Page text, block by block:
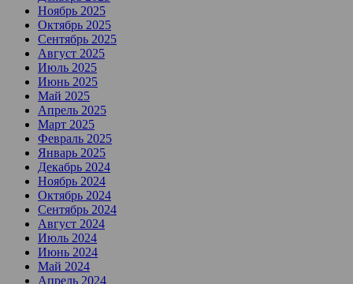
Ноябрь 2025
Октябрь 2025
Сентябрь 2025
Август 2025
Июль 2025
Июнь 2025
Май 2025
Апрель 2025
Март 2025
Февраль 2025
Январь 2025
Декабрь 2024
Ноябрь 2024
Октябрь 2024
Сентябрь 2024
Август 2024
Июль 2024
Июнь 2024
Май 2024
Апрель 2024